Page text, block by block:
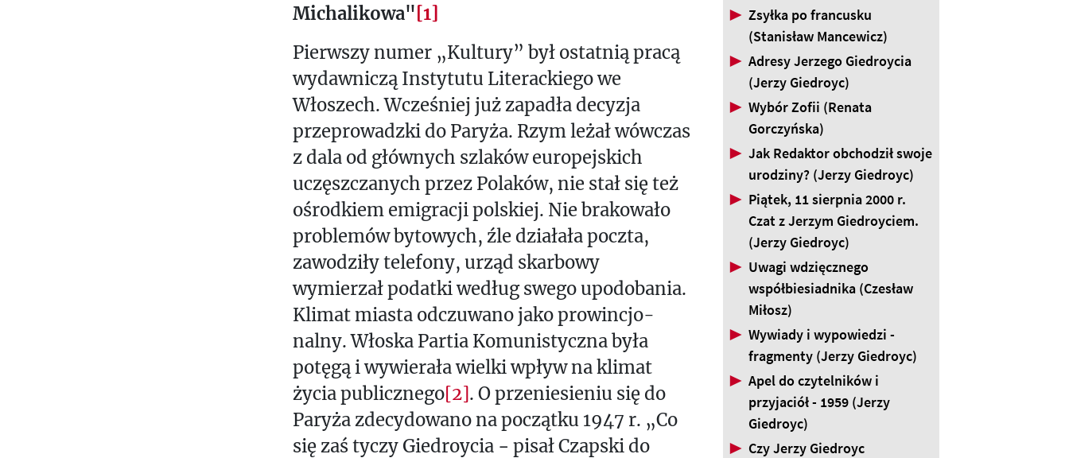
Michalikowa"[1]
Pierwszy numer „Kultury” był ostatnią pracą
wydawniczą Instytutu Literackiego we
Włoszech. Wcześniej już zapadła decyzja
przeprowadzki do Paryża. Rzym leżał wówczas
z dala od głównych szlaków europejskich
uczęszczanych przez Polaków, nie stał się też
ośrodkiem emigracji polskiej. Nie brakowało
problemów bytowych, źle działała poczta,
zawodziły telefony, urząd skarbowy
wymierzał podatki według swego upodobania.
Klimat miasta odczuwano jako prowincjo­
nalny. Włoska Partia Komunistyczna była
potęgą i wywierała wielki wpływ na klimat
życia publicznego[2]. O przeniesieniu się do
Paryża zdecydowano na początku 1947 r. „Co
się zaś tyczy Giedroycia − pisał Czapski do
▶ Zsyłka po francusku
(Stanisław Mancewicz)
▶ Adresy Jerzego Giedroycia
(Jerzy Giedroyc)
▶ Wybór Zofii (Renata
Gorczyńska)
▶ Jak Redaktor obchodził swoje
urodziny? (Jerzy Giedroyc)
▶ Piątek, 11 sierpnia 2000 r.
Czat z Jerzym Giedroyciem.
(Jerzy Giedroyc)
▶ Uwagi wdzięcznego
współbiesiadnika (Czesław
Miłosz)
▶ Wywiady i wypowiedzi -
fragmenty (Jerzy Giedroyc)
▶ Apel do czytelników i
przyjaciół - 1959 (Jerzy
Giedroyc)
▶ Czy Jerzy Giedroyc